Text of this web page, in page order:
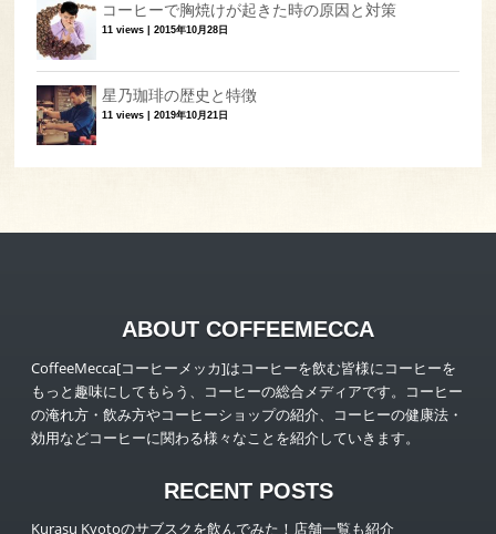
コーヒーで胸焼けが起きた時の原因と対策
11 views |2015年10月28日
星乃珈琲の歴史と特徴
11 views |2019年10月21日
ABOUT COFFEEMECCA
CoffeeMecca[コーヒーメッカ]はコーヒーを飲む皆様にコーヒーを
もっと趣味にしてもらう、コーヒーの総合メディアです。コーヒー
の淹れ方・飲み方やコーヒーショップの紹介、コーヒーの健康法・
効用などコーヒーに関わる様々なことを紹介していきます。
RECENT POSTS
Kurasu Kyotoのサブスクを飲んでみた！店舗一覧も紹介